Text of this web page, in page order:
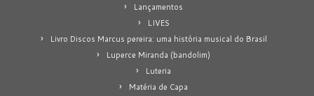
Lançamentos
LIVES
Livro Discos Marcus pereira: uma história musical do Brasil
Luperce Miranda (bandolim)
Luteria
Matéria de Capa